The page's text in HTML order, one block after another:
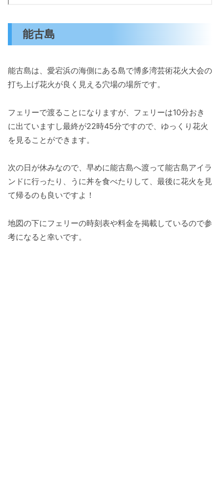
能古島
能古島は、愛宕浜の海側にある島で博多湾芸術花火大会の
打ち上げ花火が良く見える穴場の場所です。
フェリーで渡ることになりますが、フェリーは10分おき
に出ていますし最終が22時45分ですので、ゆっくり花火
を見ることができます。
次の日が休みなので、早めに能古島へ渡って能古島アイラ
ンドに行ったり、うに丼を食べたりして、最後に花火を見
て帰るのも良いですよ！
地図の下にフェリーの時刻表や料金を掲載しているので参
考になると幸いです。